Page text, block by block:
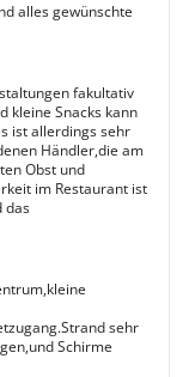
alles gewünschte
fakultativ
kleine Snacks kann
ist allerdings sehr
Händler,die am
Obst und
im Restaurant ist
das
sehr
Schirme